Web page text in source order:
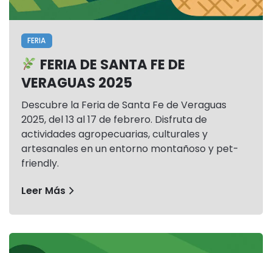
FERIA
FERIA DE SANTA FE DE
VERAGUAS 2025
Descubre la Feria de Santa Fe de Veraguas
2025, del 13 al 17 de febrero. Disfruta de
actividades agropecuarias, culturales y
artesanales en un entorno montañoso y pet-
friendly.
Leer Más